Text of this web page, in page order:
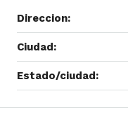
Direccion:
Ciudad:
Estado/ciudad: